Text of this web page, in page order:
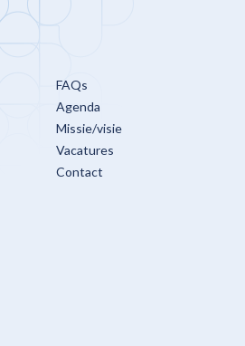
FAQs
Agenda
Missie/visie
Vacatures
Contact